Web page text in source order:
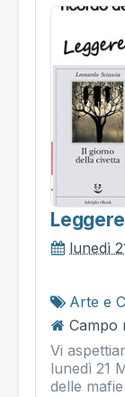
lunedì
Arte e
Campo
Vi
lunedì 21
delle